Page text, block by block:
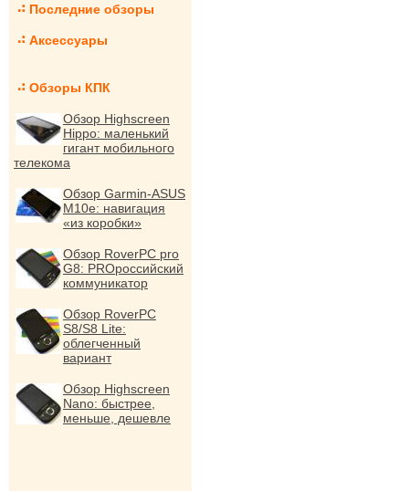
Последние обзоры
Аксессуары
Обзоры КПК
Обзор Highscreen
Hippo: маленький
гигант мобильного
телекома
Обзор Garmin-ASUS
M10e: навигация
«из коробки»
Обзор RoverPC pro
G8: PROроссийский
коммуникатор
Обзор RoverPC
S8/S8 Lite:
облегченный
вариант
Обзор Highscreen
Nano: быстрее,
меньше, дешевле